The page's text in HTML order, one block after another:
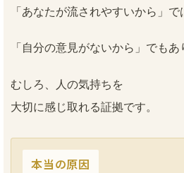
「あなたが流されやすいから」で
「自分の意見がないから」でもあ
むしろ、人の気持ちを
大切に感じ取れる証拠です。
本当の原因